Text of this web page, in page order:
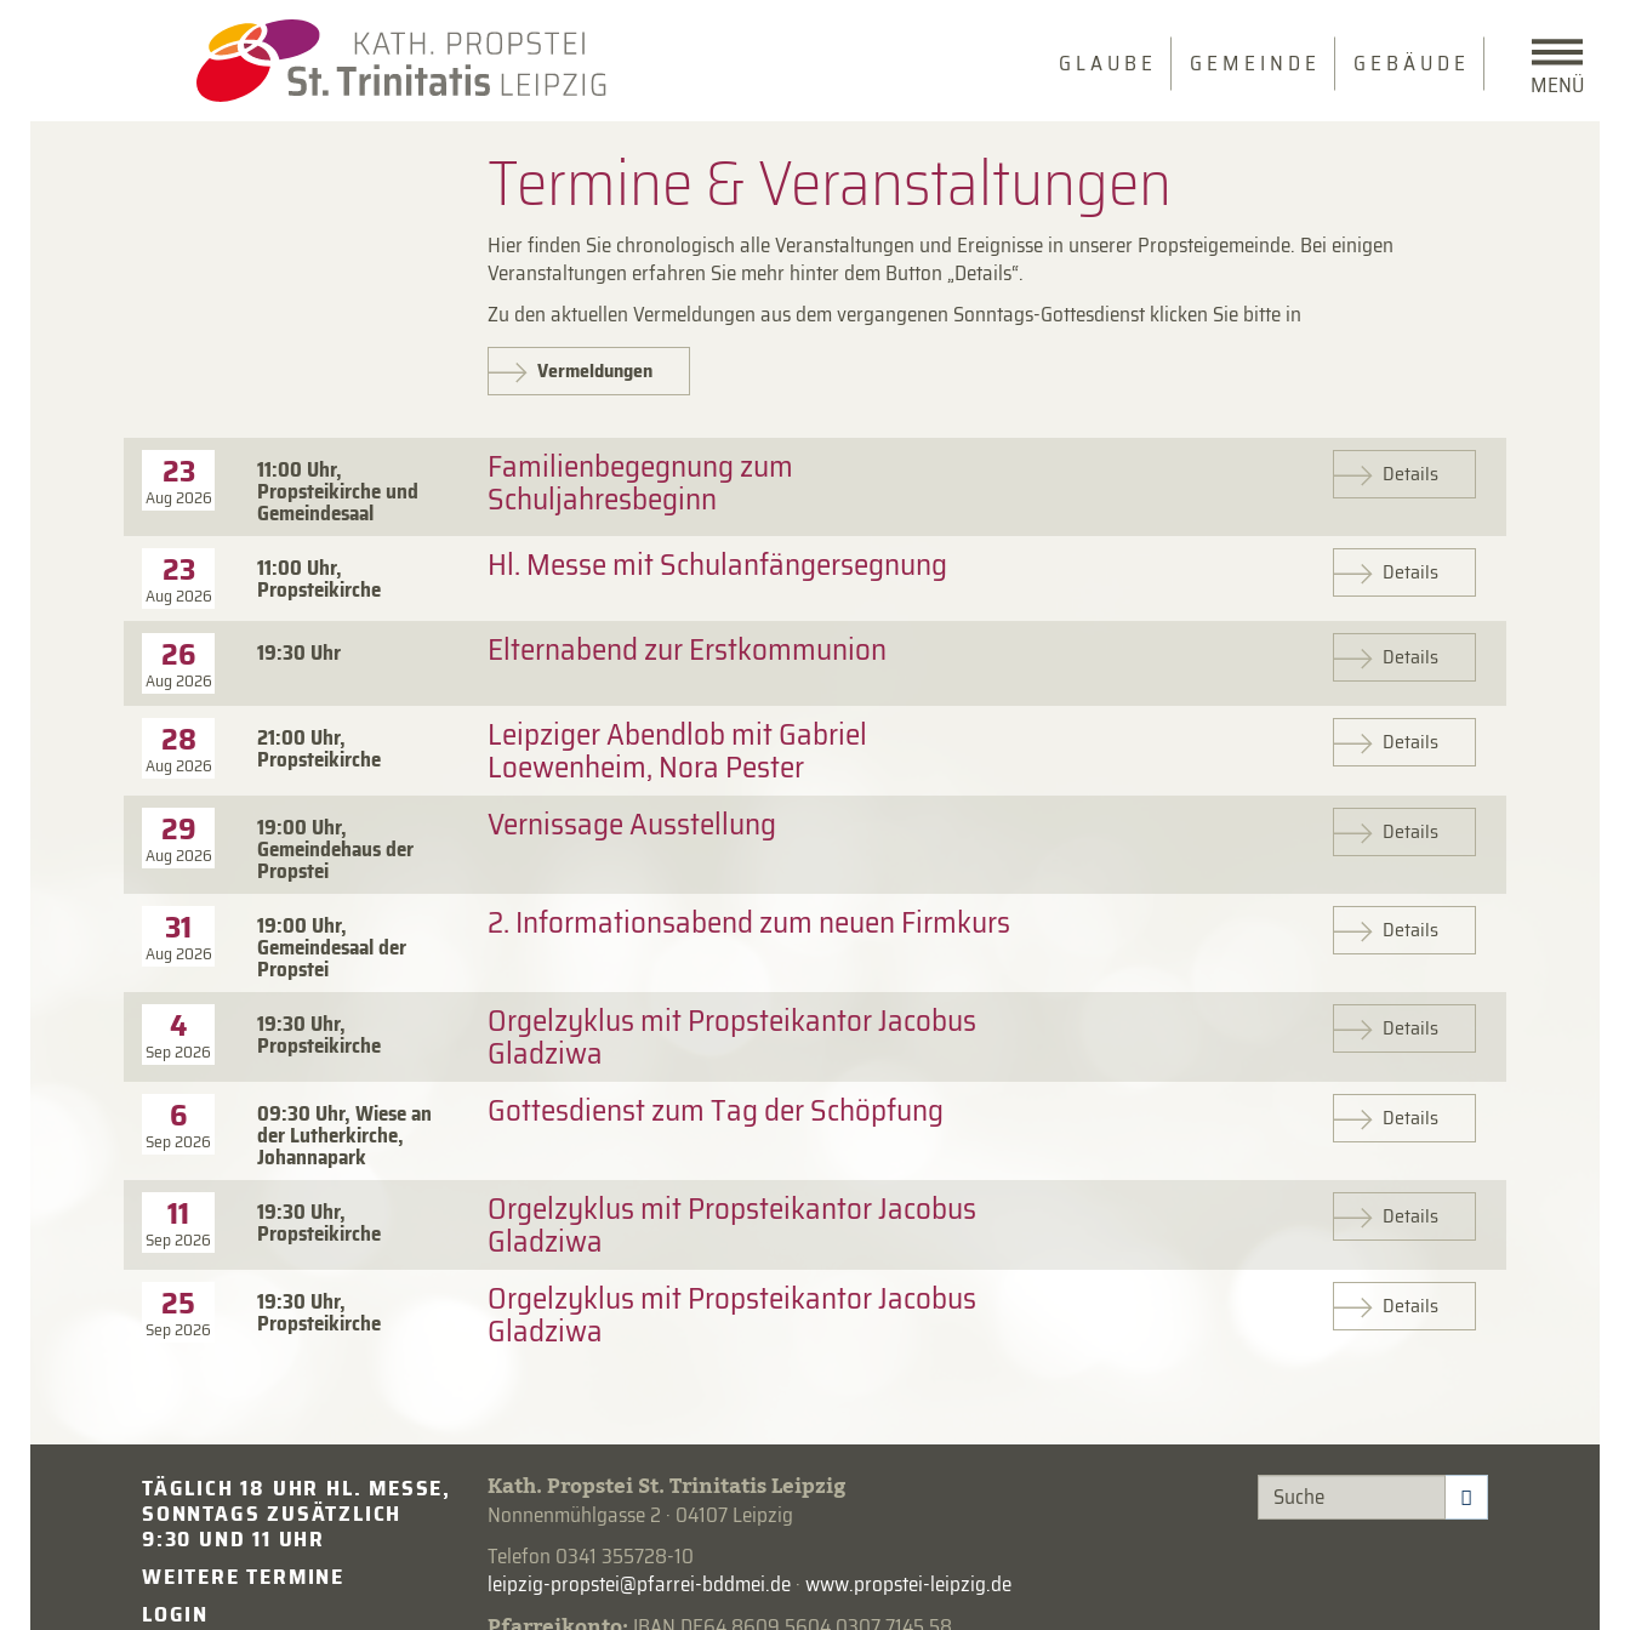
MENÜ
G L A U B E G E M E I N D E G E B Ä U D E
Termine & Veranstaltungen
Hier finden Sie chronologisch alle Veranstaltungen und Ereignisse in unserer Propsteigemeinde. Bei einigen
Veranstaltungen erfahren Sie mehr hinter dem Button „Details“.
Zu den aktuellen Vermeldungen aus dem vergangenen Sonntags-Gottesdienst klicken Sie bitte in
Vermeldungen
23
Aug 2026
11:00 Uhr,
Propsteikirche und
Gemeindesaal
Familienbegegnung zum
Schuljahresbeginn
Details
23
Aug 2026
11:00 Uhr,
Propsteikirche
Hl. Messe mit Schulanfängersegnung Details
26
Aug 2026
19:30 Uhr Elternabend zur Erstkommunion Details
28
Aug 2026
21:00 Uhr,
Propsteikirche
Leipziger Abendlob mit Gabriel
Loewenheim, Nora Pester
Details
29
Aug 2026
19:00 Uhr,
Gemeindehaus der
Propstei
Vernissage Ausstellung Details
31
Aug 2026
19:00 Uhr,
Gemeindesaal der
Propstei
2. Informationsabend zum neuen Firmkurs Details
4
Sep 2026
19:30 Uhr,
Propsteikirche
Orgelzyklus mit Propsteikantor Jacobus
Gladziwa
Details
6
Sep 2026
09:30 Uhr, Wiese an
der Lutherkirche,
Johannapark
Gottesdienst zum Tag der Schöpfung Details
11
Sep 2026
19:30 Uhr,
Propsteikirche
Orgelzyklus mit Propsteikantor Jacobus
Gladziwa
Details
25
Sep 2026
19:30 Uhr,
Propsteikirche
Orgelzyklus mit Propsteikantor Jacobus
Gladziwa
Details
TÄGLICH 18 UHR HL. MESSE,
SONNTAGS ZUSÄTZLICH
9:30 UND 11 UHR
WEITERE TERMINE
LOGIN
Kath. Propstei St. Trinitatis Leipzig
Nonnenmühlgasse 2 · 04107 Leipzig
Telefon 0341 355728-10
·www.propstei-leipzig.de